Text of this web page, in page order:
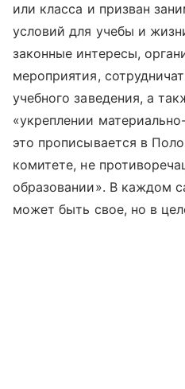
или класса и призван
условий для учебы и
законные интересы,
мероприятия,
учебного заведения, а
«укреплении
это прописывается в
комитете, не
образовании». В каждом
может быть свое, но в